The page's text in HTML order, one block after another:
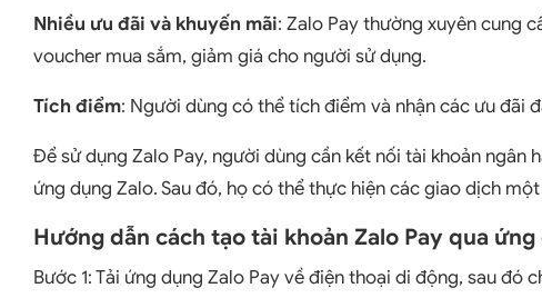
Nhiều ưu đãi và khuyến mãi: Zalo Pay thường xuyên cung
voucher mua sắm, giảm giá cho người sử dụng.
Tích điểm: Người dùng có thể tích điểm và nhận các ưu đãi
Để sử dụng Zalo Pay, người dùng cần kết nối tài khoản ngân
ứng dụng Zalo. Sau đó, họ có thể thực hiện các giao dịch
Hướng dẫn cách tạo tài khoản Zalo Pay qua
Bước 1: Tải ứng dụng Zalo Pay về điện thoại di động, sau đó